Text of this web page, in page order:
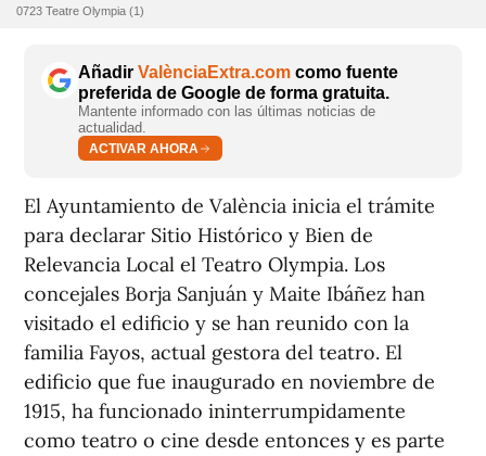
0723 Teatre Olympia (1)
Añadir ValènciaExtra.com como fuente
preferida de Google de forma gratuita.
Mantente informado con las últimas noticias de
actualidad.
ACTIVAR AHORA
El Ayuntamiento de València inicia el trámite
para declarar Sitio Histórico y Bien de
Relevancia Local el Teatro Olympia. Los
concejales Borja Sanjuán y Maite Ibáñez han
visitado el edificio y se han reunido con la
familia Fayos, actual gestora del teatro. El
edificio que fue inaugurado en noviembre de
1915, ha funcionado ininterrumpidamente
como teatro o cine desde entonces y es parte